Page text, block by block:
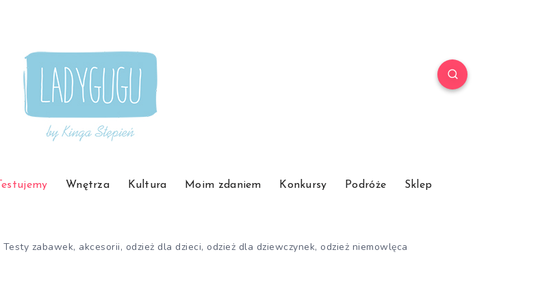
Testujemy Wnętrza Kultura Moim zdaniem Konkursy Podróże Sklep
Testy zabawek, akcesorii, odzież dla dzieci, odzież dla dziewczynek, odzież niemowlęca